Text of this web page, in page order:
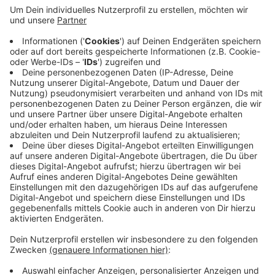
Das war alles sehr im Rahmen, heißt es von beiden
Polizeibehörden. Auch die Kölner Polizei berichtet von
einem ruhigen Verlauf des Rosenmontags. Knapp 200
Polizisten waren hier alleine rund um den Kölner
Hauptbahnhof im Einsatz.
Der Sturm hat zwar im Oberbergischen einige Bäume
umgestürzt, vor allem im Süden und der Kreismitte.
Aber die Züge sind davon nicht beeinträchtigt worden.
Anzeige
Anzeige